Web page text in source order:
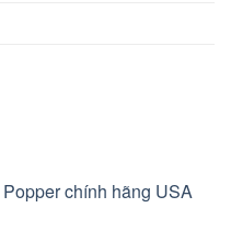
chính hãng USA